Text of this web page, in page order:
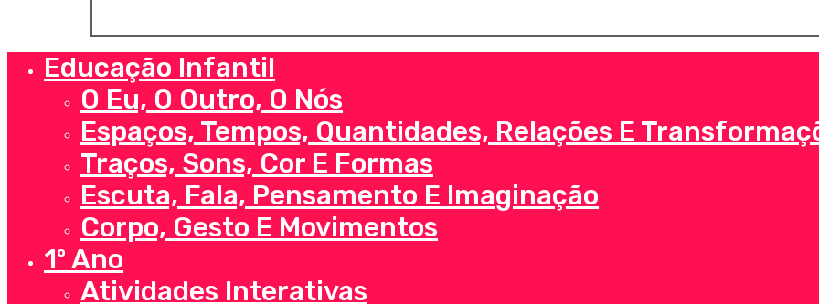
Educação Infantil
O Eu, O Outro, O Nós
Espaços, Tempos, Quantidades, Relações E
Traços, Sons, Cor E Formas
Escuta, Fala, Pensamento E Imaginação
Corpo, Gesto E Movimentos
1º Ano
Atividades Interativas